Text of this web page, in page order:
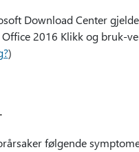
Download Center
2016 Klikk og bruk-
)
følgende